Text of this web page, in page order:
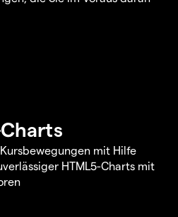
mit Hilfe
HTML5-Charts mit